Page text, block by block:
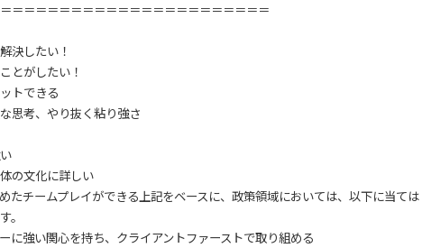
＝＝＝＝＝＝＝＝＝＝＝＝＝＝＝＝＝＝＝＝＝＝
決したい！
とがしたい！
トできる
思考、やり抜く粘り強さ
の文化に詳しい
たチームプレイができる上記をベースに、政策領域においては、以下に当ては
。
に強い関心を持ち、クライアントファーストで取り組める